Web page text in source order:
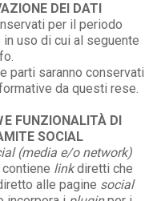
DEI DATI
per il periodo
uso di cui al seguente
parti saranno conservati
da questi rese.
E FUNZIONALITÀ DI
SOCIAL
(media e/o network)
linkdiretti che
alle pagine social